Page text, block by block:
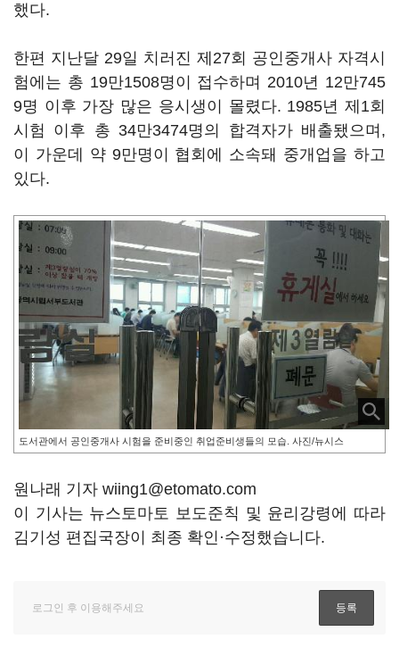
했다.
한편 지난달 29일 치러진 제27회 공인중개사 자격시
험에는 총 19만1508명이 접수하며 2010년 12만745
9명 이후 가장 많은 응시생이 몰렸다. 1985년 제1회
시험 이후 총 34만3474명의 합격자가 배출됐으며,
이 가운데 약 9만명이 협회에 소속돼 중개업을 하고
있다.
도서관에서 공인중개사 시험을 준비중인 취업준비생들의 모습. 사진/뉴시스
원나래 기자 wiing1@etomato.com
이 기사는 뉴스토마토 보도준칙 및 윤리강령에 따라
김기성 편집국장이 최종 확인·수정했습니다.